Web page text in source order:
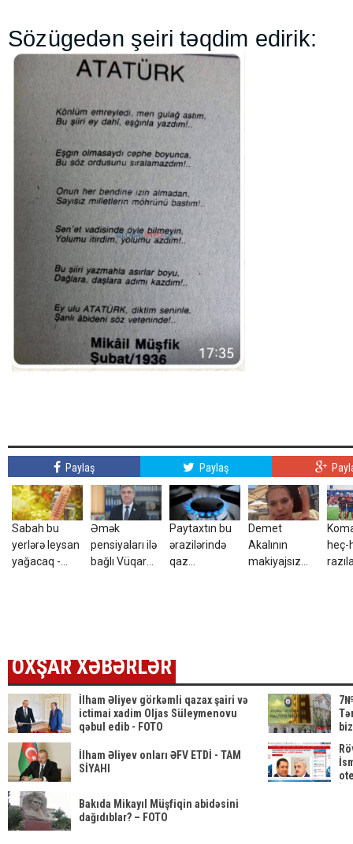
Sözügedən şeiri təqdim edirik:
Paylaş Paylaş
Sabah bu
yerlərə leysan
yağacaq -
Əmək
pensiyaları ilə
bağlı Vüqar
Paytaxtın bu
ərazilərində
qaz
Demet
Akalının
makiyajsız
heç-
OXŞAR XƏBƏRLƏR
İlham Əliyev görkəmli qazax şairi və
ictimai xadim Oljas Süleymenovu
qəbul edib - FOTO
İlham Əliyev onları ƏFV ETDİ - TAM
SİYAHI
Bakıda Mikayıl Müşfiqin abidəsini
dağıdıblar? – FOTO